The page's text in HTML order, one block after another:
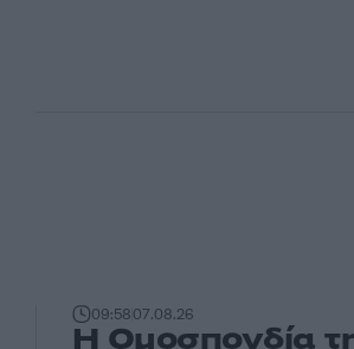
09:5807.08.26
Η Ομοσπονδία